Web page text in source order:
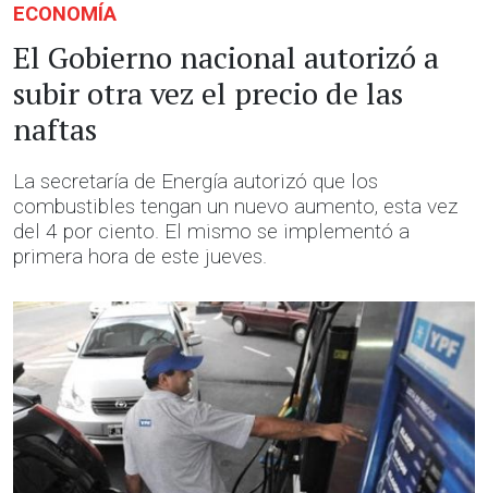
ECONOMÍA
El Gobierno nacional autorizó a
subir otra vez el precio de las
naftas
La secretaría de Energía autorizó que los
combustibles tengan un nuevo aumento, esta vez
del 4 por ciento. El mismo se implementó a
primera hora de este jueves.